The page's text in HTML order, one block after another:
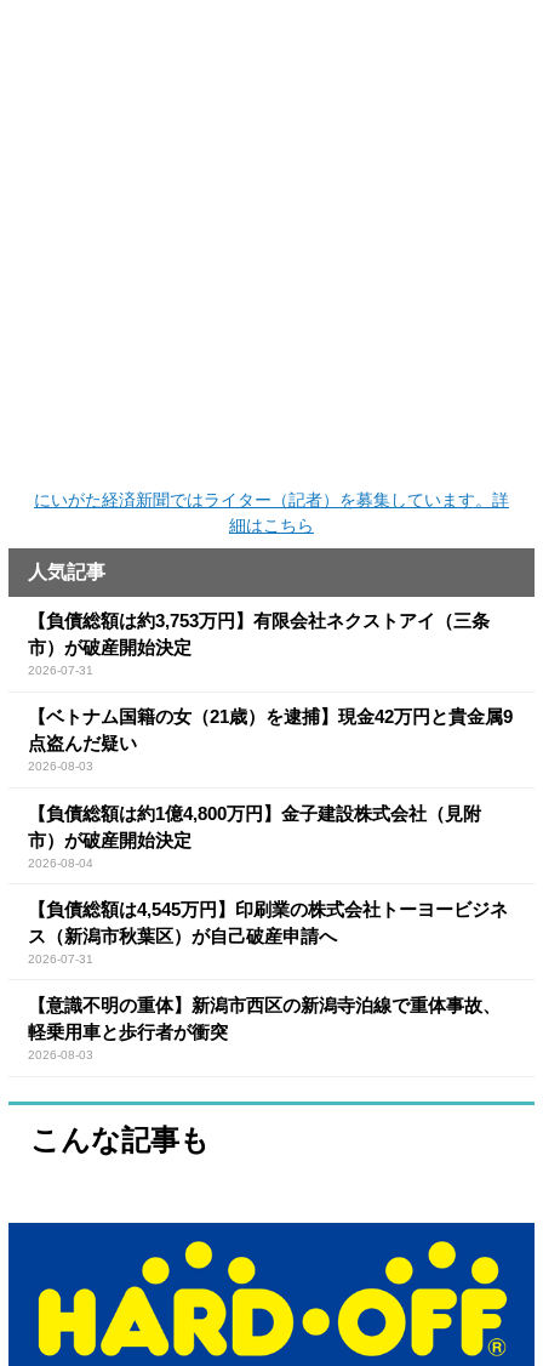
にいがた経済新聞ではライター（記者）を募集しています。詳
細はこちら
人気記事
【負債総額は約3,753万円】有限会社ネクストアイ（三条
市）が破産開始決定
2026-07-31
【ベトナム国籍の女（21歳）を逮捕】現金42万円と貴金属9
点盗んだ疑い
2026-08-03
【負債総額は約1億4,800万円】金子建設株式会社（見附
市）が破産開始決定
2026-08-04
【負債総額は4,545万円】印刷業の株式会社トーヨービジネ
ス（新潟市秋葉区）が自己破産申請へ
2026-07-31
【意識不明の重体】新潟市西区の新潟寺泊線で重体事故、
軽乗用車と歩行者が衝突
2026-08-03
こんな記事も